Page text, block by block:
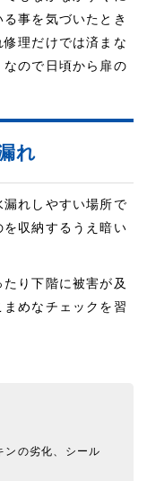
事を気づいたとき
理だけでは済まな
ので日頃から扉の
れ
れしやすい場所で
収納するうえ暗い
り下階に被害が及
めなチェックを習
ンの劣化、シール